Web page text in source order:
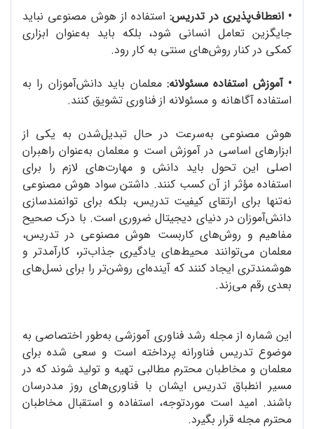
• انعطاف‌پذیری در تدریس:استفاده از هوش مصنوعی نباید
جایگزین تعامل انسانی شود، بلکه باید به‌عنوان ابزاری
کمکی در کنار روش‌های سنتی به کار رود.
• آموزش استفاده مسئولانه: معلمان باید دانش‌آموزان را به
استفاده آگاهانه و مسئولانه از فناوری تشویق کنند.
هوش مصنوعی به‌سرعت در حال تبدیل‌شدن به یکی از
ابزارهای اساسی در آموزش است و معلمان به‌عنوان راهبران
اصلی این تحول باید دانش و مهارت‌های لازم را برای
استفاده مؤثر از آن کسب کنند. داشتن سواد هوش مصنوعی
نه‌تنها برای ارتقای کیفیت تدریس، بلکه برای توانمندسازی
دانش‌آموزان در دنیای دیجیتال ضروری است. با درک صحیح
مفاهیم و روش‌های کاربست هوش مصنوعی در تدریس،
معلمان می‌توانند محیط‌های یادگیری جذاب‌تر، کارآمدتر و
هوشمندتری ایجاد کنند که آینده‌ای روشن‌تر را برای نسل‌های
بعدی رقم می‌زند.
این شماره از مجله رشد فناوری آموزشی به‌طور اختصاصی به
موضوع تدریس فناورانه پرداخته است و سعی شده برای
معلمان و مخاطبان محترم مطالبی تهیه و تولید شوند که در
مسیر انطباق تدریس ایشان با فناوری‌های روز مددرسان
باشند. امید است موردتوجه، استفاده و استقبال مخاطبان
محترم مجله قرار بگیرد.